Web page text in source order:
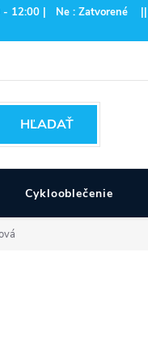
| Ne : Zatvorené ||
HĽADAŤ
Cyklooblečenie